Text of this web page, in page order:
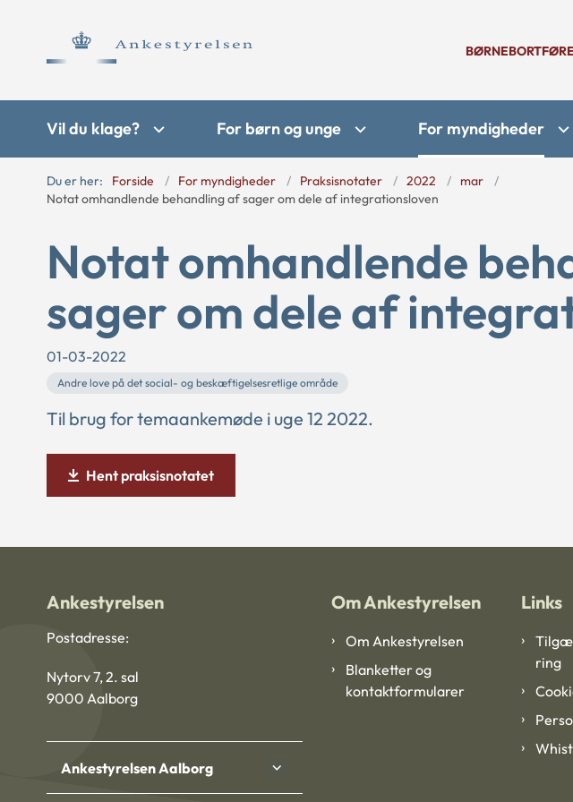
Vil du klage? For børn og unge For myndigheder
Du er her: Forside For myndigheder Praksisnotater 2022
mar
Notat omhandlende behandling af sager om dele af integrationsloven
Notat omhandlende
sager om dele af
01-03-2022
Andre love på det social- og beskæftigelsesretlige område
Til brug for temaankemøde i uge 12 2022.
Hent praksisnotatet
Ankestyrelsen
Postadresse:
Nytorv 7, 2. sal
9000 Aalborg
Ankestyrelsen Aalborg
Om Ankestyrelsen
Om Ankestyrelsen
Blanketter og
kontaktformularer
Links
ring